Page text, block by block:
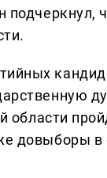
области
довыборы в